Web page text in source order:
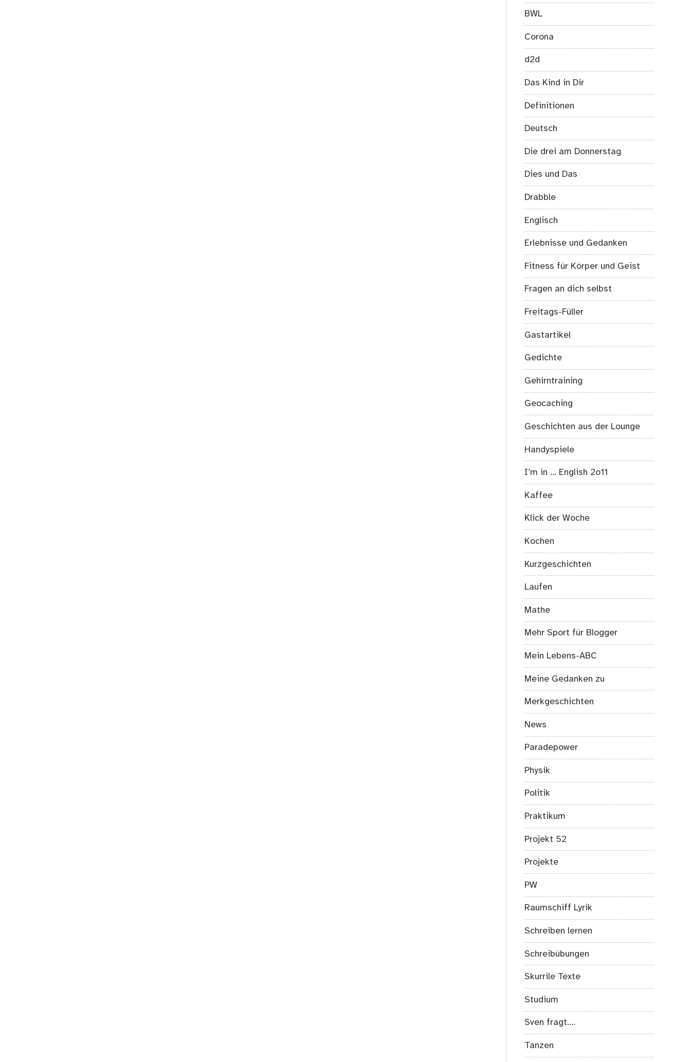
BWL
Corona
d2d
Das Kind in Dir
Definitionen
Deutsch
Die drei am Donnerstag
Dies und Das
Drabble
Englisch
Erlebnisse und Gedanken
Fitness für Körper und Geist
Fragen an dich selbst
Freitags-Füller
Gastartikel
Gedichte
Gehirntraining
Geocaching
Geschichten aus der Lounge
Handyspiele
I’m in … English 2o11
Kaffee
Klick der Woche
Kochen
Kurzgeschichten
Laufen
Mathe
Mehr Sport für Blogger
Mein Lebens-ABC
Meine Gedanken zu
Merkgeschichten
News
Paradepower
Physik
Politik
Praktikum
Projekt 52
Projekte
PW
Raumschiff Lyrik
Schreiben lernen
Schreibübungen
Skurrile Texte
Studium
Sven fragt….
Tanzen